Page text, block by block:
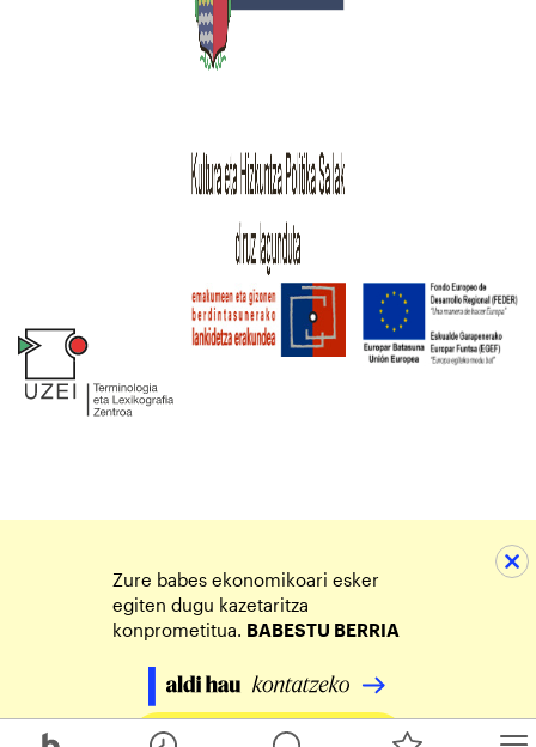
Zure babes ekonomikoari esker
egiten dugu kazetaritza
konprometitua. BABESTU BERRIA
Egin zure ekarpena